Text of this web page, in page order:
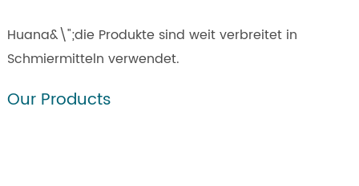
Huana&\";die Produkte sind weit verbreitet in
Schmiermitteln verwendet.
Our Products